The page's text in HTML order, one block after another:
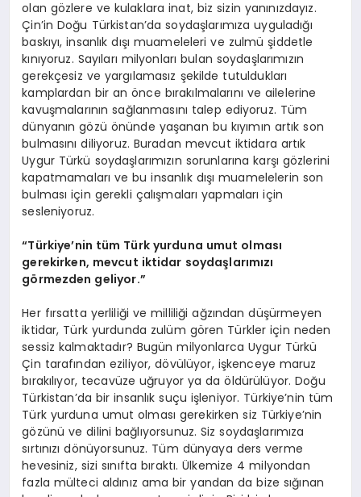
olan gözlere ve kulaklara inat, biz sizin yanınızdayız.
Çin’in Doğu Türkistan’da soydaşlarımıza uyguladığı
baskıyı, insanlık dışı muameleleri ve zulmü şiddetle
kınıyoruz. Sayıları milyonları bulan soydaşlarımızın
gerekçesiz ve yargılamasız şekilde tutuldukları
kamplardan bir an önce bırakılmalarını ve ailelerine
kavuşmalarının sağlanmasını talep ediyoruz. Tüm
dünyanın gözü önünde yaşanan bu kıyımın artık son
bulmasını diliyoruz. Buradan mevcut iktidara artık
Uygur Türkü soydaşlarımızın sorunlarına karşı gözlerini
kapatmamaları ve bu insanlık dışı muamelelerin son
bulması için gerekli çalışmaları yapmaları için
sesleniyoruz.
“Türkiye’nin tüm Türk yurduna umut olması
gerekirken, mevcut iktidar soydaşlarımızı
görmezden geliyor.”
Her fırsatta yerliliği ve milliliği ağzından düşürmeyen
iktidar, Türk yurdunda zulüm gören Türkler için neden
sessiz kalmaktadır? Bugün milyonlarca Uygur Türkü
Çin tarafından eziliyor, dövülüyor, işkenceye maruz
bırakılıyor, tecavüze uğruyor ya da öldürülüyor. Doğu
Türkistan’da bir insanlık suçu işleniyor. Türkiye’nin tüm
Türk yurduna umut olması gerekirken siz Türkiye’nin
gözünü ve dilini bağlıyorsunuz. Siz soydaşlarımıza
sırtınızı dönüyorsunuz. Tüm dünyaya ders verme
hevesiniz, sizi sınıfta bıraktı. Ülkemize 4 milyondan
fazla mülteci aldınız ama bir yandan da bize sığınan